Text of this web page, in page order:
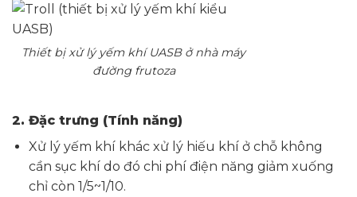
Thiết bị xử lý yếm khí UASB ở nhà máy
đường frutoza
2. Đặc trưng (Tính năng)
Xử lý yếm khí khác xử lý hiếu khí ở chỗ không
cần sục khí do đó chi phí điện năng giảm xuống
chỉ còn 1/5~1/10.